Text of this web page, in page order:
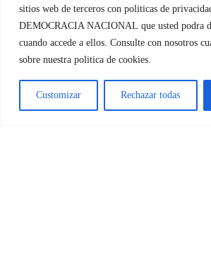
sitios web de terceros con politicas de
DEMOCRACIA NACIONAL que usted podra
cuando accede a ellos. Consulte con nosotros
sobre nuestra politica de cookies.
Customizar Rechazar todas
¿Quién o quiénes son el
Galería
CARTAS A DN
Deja tu comentario
Comentar